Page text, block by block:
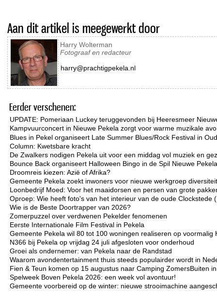
Aan dit artikel is meegewerkt door
Harry Wolterman
Fotograaf en redacteur
harry@prachtigpekela.nl
Eerder verschenen:
UPDATE: Pomeriaan Luckey teruggevonden bij Heeresmeer
Kampvuurconcert in Nieuwe Pekela zorgt voor warme muzikale
Blues in Pekel organiseert Late Summer Blues/Rock Festival in
Column: Kwetsbare kracht
De Zwalkers nodigen Pekela uit voor een middag vol muziek en
Bounce Back organiseert Halloween Bingo in de Spil Nieuwe Pekela
Droomreis kiezen: Azië of Afrika?
Gemeente Pekela zoekt inwoners voor nieuwe werkgroep
Loonbedrijf Moed: Voor het maaidorsen en persen van grote
Oproep: Wie heeft foto's van het interieur van de oude Clockstede
Wie is de Beste Doortrapper van 2026?
Zomerpuzzel over verdwenen Pekelder fenomenen
Eerste Internationale Film Festival in Pekela
Gemeente Pekela wil 80 tot 100 woningen realiseren op voormalig
N366 bij Pekela op vrijdag 24 juli afgesloten voor onderhoud
Groei als ondernemer: van Pekela naar de Randstad
Waarom avondentertainment thuis steeds populairder wordt in
Fien & Teun komen op 15 augustus naar Camping ZomersBuiten
Spelweek Boven Pekela 2026: een week vol avontuur!
Gemeente voorbereid op de winter: nieuwe strooimachine